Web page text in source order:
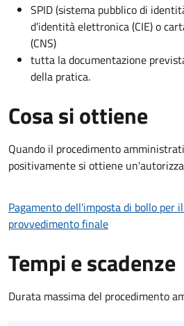
SPID (sistema pubblico di
d’identità elettronica (CIE) o
(CNS)
tutta la documentazione
della pratica.
Cosa si ottiene
Quando il procedimento
positivamente si ottiene
Pagamento dell'imposta di bollo per
provvedimento finale
Tempi e scadenze
Durata massima del procedimento